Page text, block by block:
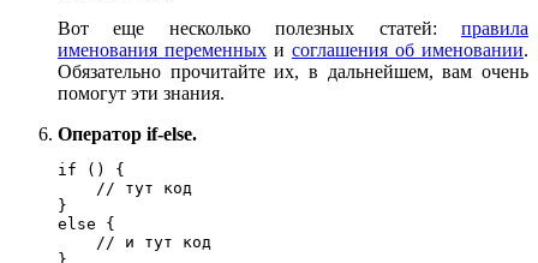
Вот еще несколько полезных статей: правила
именования переменных и соглашения об именовании.
Обязательно прочитайте их, в дальнейшем, вам очень
помогут эти знания.
Оператор if-else.
if () {
    // тут код
}
else {
    // и тут код